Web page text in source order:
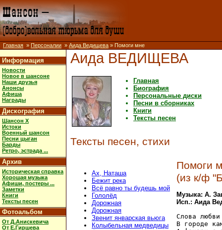
Главная » Персоналии » Аида Ведищева » Помоги мне
Информация
Новости
Новое в шансоне
Наши друзья
Анонсы
Афиша
Награды
Дискография
Шансон X
Истоки
Военный шансон
Песни цыган
Барды
Ретро, эстрада ...
Архив
Историческая справка
Хорошая музыка
Афиши, постеры ...
Заметки
Книги
Тексты песен
Фотоальбом
От Д.Анискевича
От Е.Гиршева
Аида ВЕДИЩЕВА
Главная
Биография
Персональные диски
Песни в сборниках
Книги
Тексты песен
Тексты песен, стихи
Ах, Наташа
Бежит pека
Всё равно ты будешь мой
Гололёд
Дорожная
Дорожная
Звенит январская вьюга
Колыбельная медведицы
Помоги
(из к/ф
Музыка: А.
Исп.: Аида
Слова
В городе